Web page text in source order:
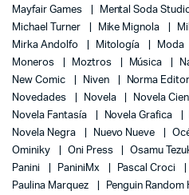
Mayfair Games
Mental Soda
Michael Turner
Mike Mignola
Mirka Andolfo
Mitología Moda
Moneros
Moztros Música
New Comic
Niven Norma
Novedades
Novela
Novela
Novela Fantasía
Novela Grafica
Novela Negra
Nuevo Nueve
Ominiky
Oni Press Osamu
Panini
PaniniMx Pascal Croci
Paulina Marquez
Penguin Random